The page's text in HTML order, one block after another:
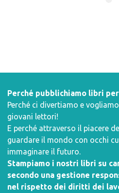
Perché pubblichiamo libri
Perché ci divertiamo e
giovani lettori!
E perché attraverso il piacere
guardare il mondo con occhi
immaginare il futuro.
Stampiamo i nostri libri su
secondo una gestione
nel rispetto dei diritti dei